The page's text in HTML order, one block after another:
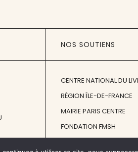
NOS SOUTIENS
CENTRE NATIONAL DU
RÉGION ÎLE-DE-FRANCE
MAIRIE PARIS CENTRE
FONDATION FMSH